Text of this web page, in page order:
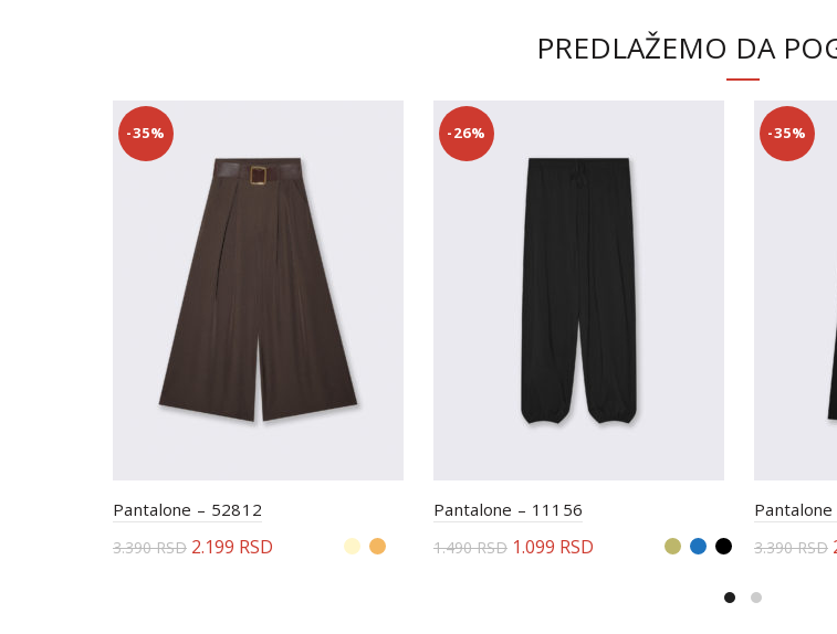
PREDLAŽEMO DA
-35%
Pantalone – 52812
3.390RSD 2.199 RSD
-26%
Pantalone – 11156
1.490RSD 1.099 RSD
-35%
3.390RSD